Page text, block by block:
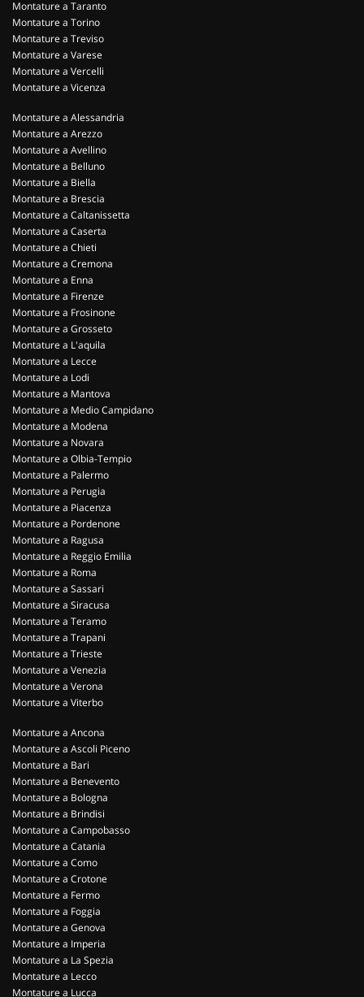
Montature a Taranto
Montature a Torino
Montature a Treviso
Montature a Varese
Montature a Vercelli
Montature a Vicenza
Montature a Alessandria
Montature a Arezzo
Montature a Avellino
Montature a Belluno
Montature a Biella
Montature a Brescia
Montature a Caltanissetta
Montature a Caserta
Montature a Chieti
Montature a Cremona
Montature a Enna
Montature a Firenze
Montature a Frosinone
Montature a Grosseto
Montature a L'aquila
Montature a Lecce
Montature a Lodi
Montature a Mantova
Montature a Medio Campidano
Montature a Modena
Montature a Novara
Montature a Olbia-Tempio
Montature a Palermo
Montature a Perugia
Montature a Piacenza
Montature a Pordenone
Montature a Ragusa
Montature a Reggio Emilia
Montature a Roma
Montature a Sassari
Montature a Siracusa
Montature a Teramo
Montature a Trapani
Montature a Trieste
Montature a Venezia
Montature a Verona
Montature a Viterbo
Montature a Ancona
Montature a Ascoli Piceno
Montature a Bari
Montature a Benevento
Montature a Bologna
Montature a Brindisi
Montature a Campobasso
Montature a Catania
Montature a Como
Montature a Crotone
Montature a Fermo
Montature a Foggia
Montature a Genova
Montature a Imperia
Montature a La Spezia
Montature a Lecco
Montature a Lucca